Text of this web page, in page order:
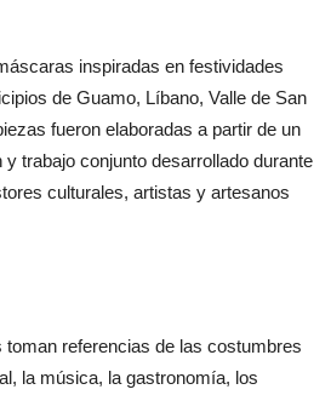
inspiradas en festividades
de Guamo, Líbano, Valle de San
fueron elaboradas a partir de un
trabajo conjunto desarrollado durante
culturales, artistas y artesanos
toman referencias de las costumbres
la música, la gastronomía, los